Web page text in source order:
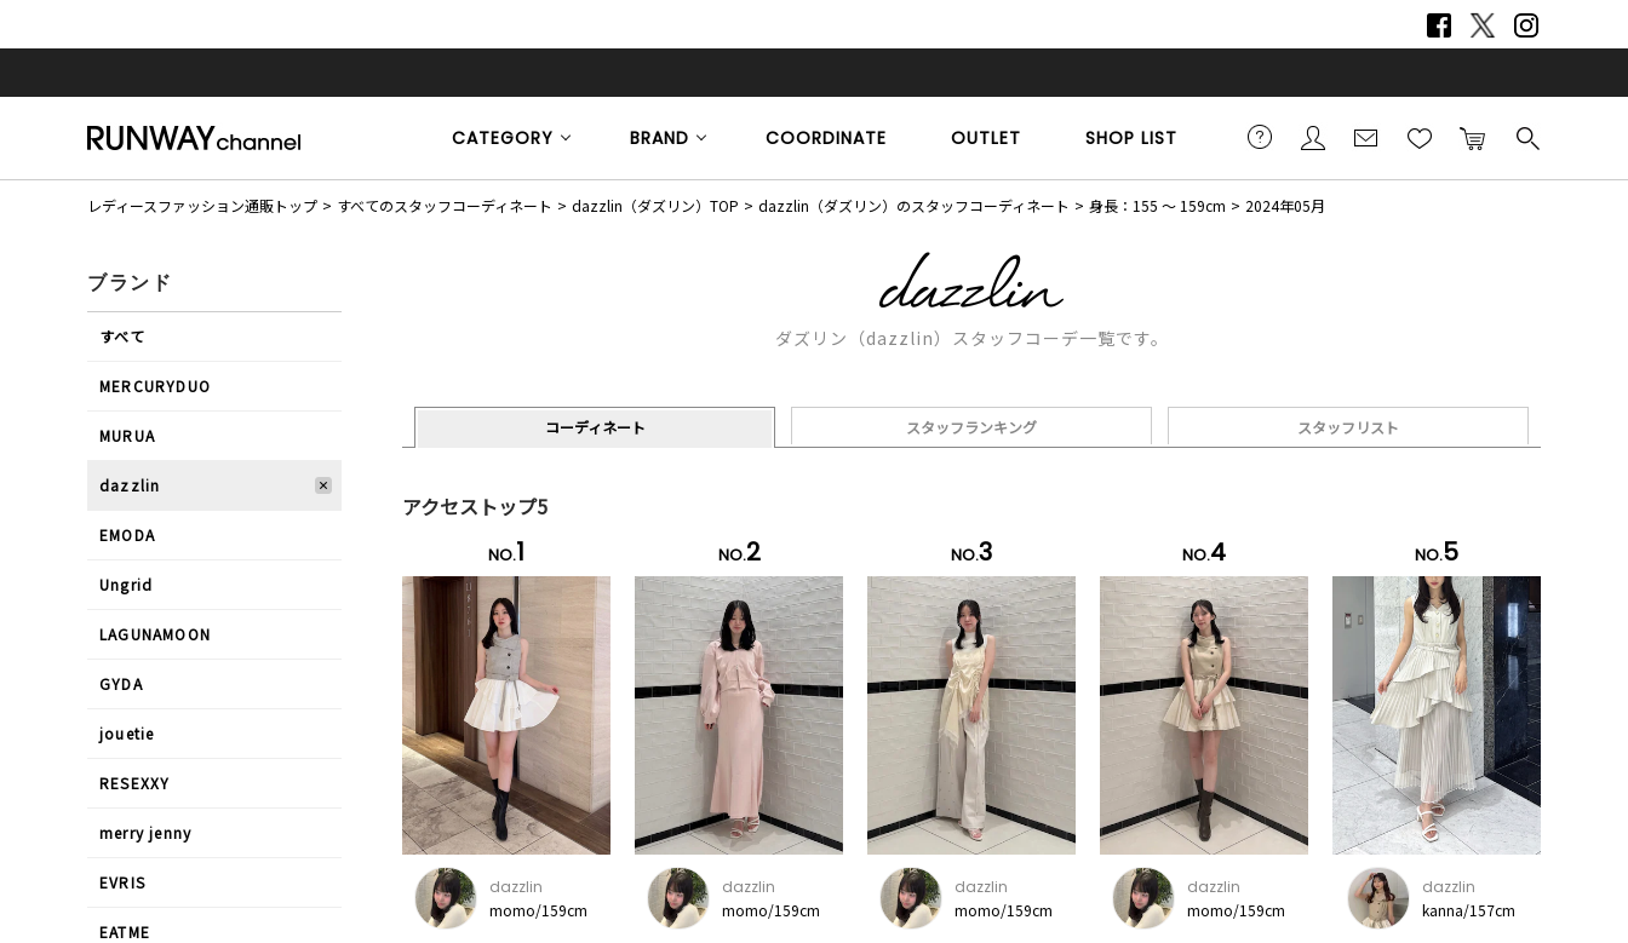
CATEGORY BRAND COORDINATE OUTLET SHOP LIST
レディースファッション通販トップ すべてのスタッフコーディネート dazzlin（ダズリン）TOP dazzlin（ダズリン）のスタッフコーディネート 身長：155 ～ 159cm 2024年05月
ダズリン（dazzlin）スタッフコーデ一覧です。
コーディネート スタッフランキング スタッフリスト
アクセストップ5
NO.1
dazzlin
momo/159cm
NO.2
dazzlin
momo/159cm
NO.3
dazzlin
momo/159cm
NO.4
dazzlin
momo/159cm
NO.5
dazzlin
kanna/157cm
ブランド
すべて
MERCURYDUO
MURUA
dazzlin
EMODA
Ungrid
LAGUNAMOON
GYDA
jouetie
RESEXXY
merry jenny
EVRIS
EATME